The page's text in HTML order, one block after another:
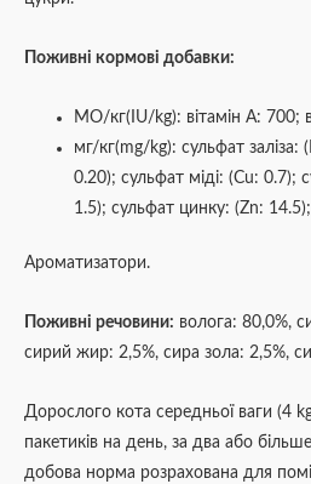
Поживні кормові добавки:
МО/кг(IU/kg): вітамін А: 700;
мг/кг(mg/kg): сульфат заліза:
0.20); сульфат міді: (Cu: 0.7);
1.5); сульфат цинку: (Zn:
Aроматизатори.
Поживні речовини: волога: 80,0%,
сирий жир: 2,5%, сира зола: 2,5%,
Дорослого кота середньої ваги (4
пакетиків на день, за два або
добова норма розрахована для